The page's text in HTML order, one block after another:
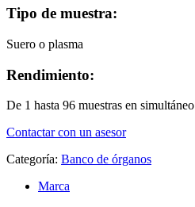
Tipo de muestra:
Suero o plasma
Rendimiento:
De 1 hasta 96 muestras en simultáneo
Contactar con un asesor
Categoría: Banco de órganos
Marca